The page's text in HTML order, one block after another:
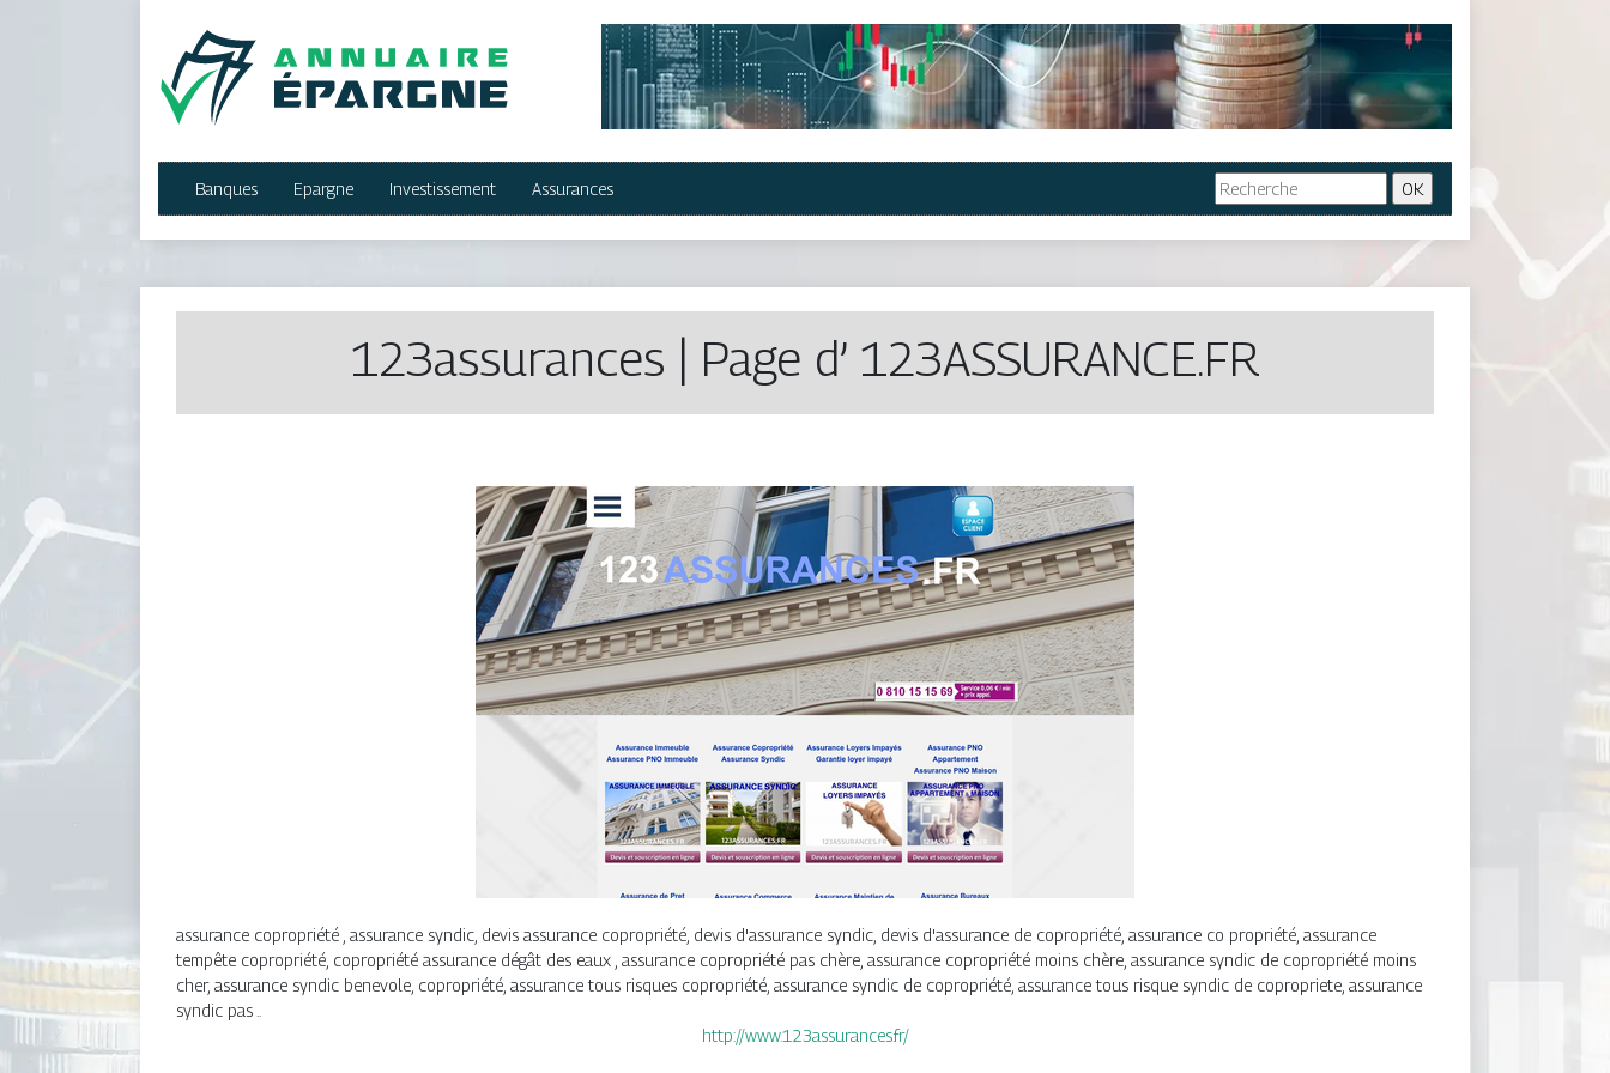
Banques Epargne Investissement Assurances
123assurances | Page d’ 123ASSURANCE.FR
assurance copropriété , assurance syndic, devis assurance copropriété, devis d'assurance syndic, devis d'assurance de copropriété, assurance co propriété, assurance
tempête copropriété, copropriété assurance dégât des eaux , assurance copropriété pas chère, assurance copropriété moins chère, assurance syndic de copropriété moins
cher, assurance syndic benevole, copropriété, assurance tous risques copropriété, assurance syndic de copropriété, assurance tous risque syndic de copropriete, assurance
syndic pas ..
http://www.123assurances.fr/